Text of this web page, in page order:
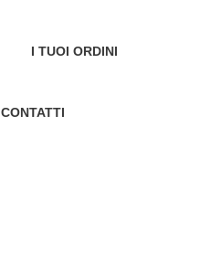
I TUOI ORDINI
CONTATTI